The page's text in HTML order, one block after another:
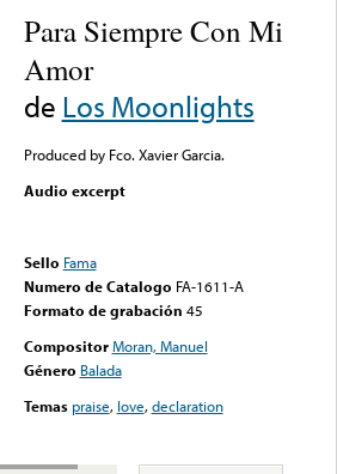
Para Siempre Con Mi
Amor
de Los Moonlights
Produced by Fco. Xavier Garcia.
Audio excerpt
Sello Fama
Numero de Catalogo FA-1611-A
Formato de grabación 45
Compositor Moran, Manuel
Género Balada
Temas praise, love,declaration